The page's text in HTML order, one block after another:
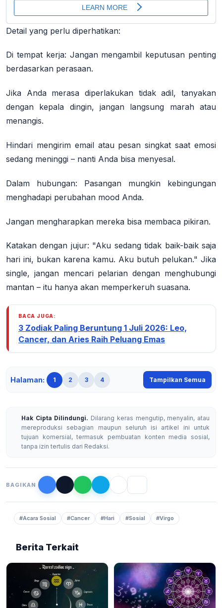
Detail yang perlu diperhatikan:
Di tempat kerja: Jangan mengambil keputusan penting
berdasarkan perasaan.
Jika Anda merasa diperlakukan tidak adil, tanyakan
dengan kepala dingin, jangan langsung marah atau
menangis.
Hindari mengirim email atau pesan singkat saat emosi
sedang meninggi – nanti Anda bisa menyesal.
Dalam hubungan: Pasangan mungkin kebingungan
menghadapi perubahan mood Anda.
Jangan mengharapkan mereka bisa membaca pikiran.
Katakan dengan jujur: "Aku sedang tidak baik-baik saja
hari ini, bukan karena kamu. Aku butuh pelukan." Jika
single, jangan mencari pelarian dengan menghubungi
mantan – itu hanya akan memperkeruh suasana.
BACA JUGA:
3 Zodiak Paling Beruntung 1 Juli 2026: Leo,
Cancer, dan Aries Raih Peluang Emas
Halaman: 1 2 3 4 Tampilkan Semua
Hak Cipta Dilindungi. Dilarang keras mengutip, menyalin, atau
mereproduksi sebagian maupun seluruh isi artikel ini untuk
tujuan komersial, termasuk pembuatan konten media sosial,
tanpa izin tertulis dari Redaksi.
BAGIKAN
#Acara Sosial #Cancer #Hari #Sosial #Virgo
Berita Terkait